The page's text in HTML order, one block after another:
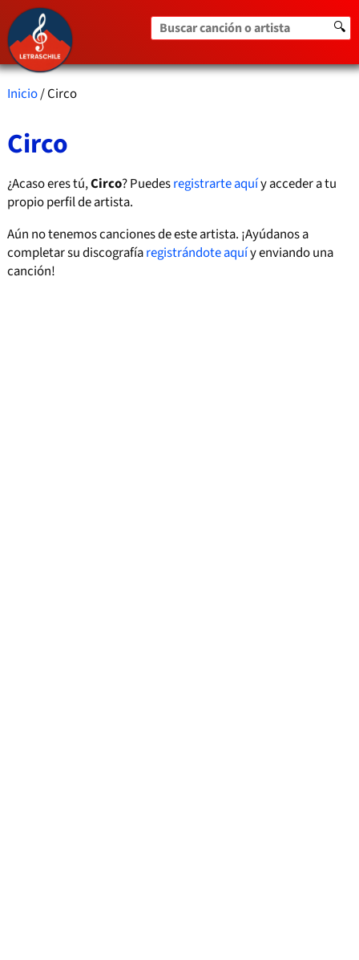
Buscar canción o artista 🔍
Inicio/ Circo
Circo
¿Acaso eres tú,Circo? Puedesregistrarte aquíy acceder a tu
propio perfil de artista.
Aún no tenemos canciones de este artista. ¡Ayúdanos a
completar su discografíaregistrándote aquíy enviando una
canción!